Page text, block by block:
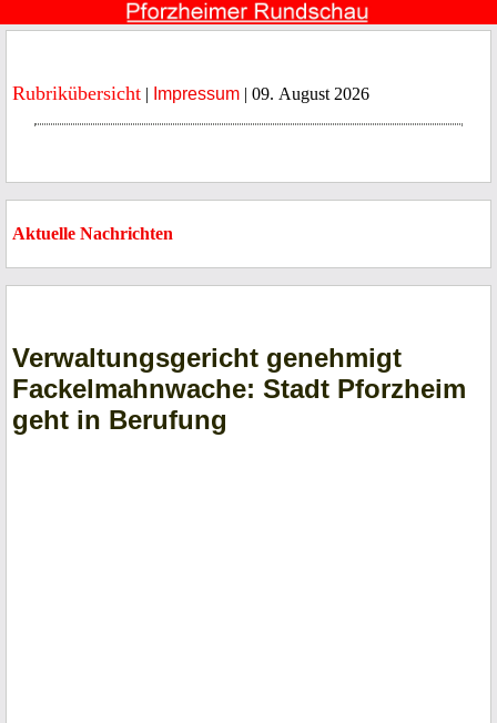
Rubrikübersicht | Impressum | 09. August 2026
Aktuelle Nachrichten
Verwaltungsgericht genehmigt
Fackelmahnwache: Stadt Pforzheim
geht in Berufung